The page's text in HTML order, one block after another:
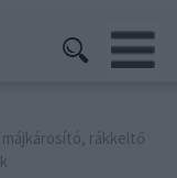
rákkeltő